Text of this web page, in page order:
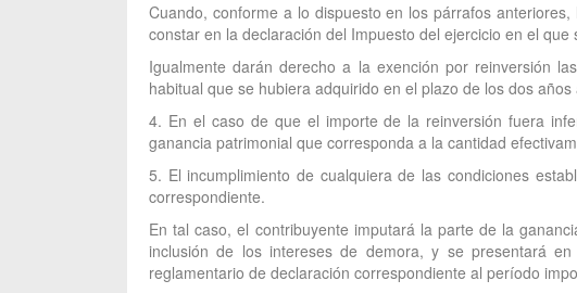
Cuando, conforme a lo dispuesto en los párrafos
constar en la declaración del Impuesto del ejercicio en el
Igualmente darán derecho a la exención por reinversión
habitual que se hubiera adquirido en el plazo de los dos
4. En el caso de que el importe de la reinversión fuera
ganancia patrimonial que corresponda a la cantidad
5. El incumplimiento de cualquiera de las condiciones
correspondiente.
En tal caso, el contribuyente imputará la parte de la
inclusión de los intereses de demora, y se presentará
reglamentario de declaración correspondiente al período